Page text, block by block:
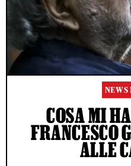
NEWS
COSA MI
FRANCESCO
ALLE